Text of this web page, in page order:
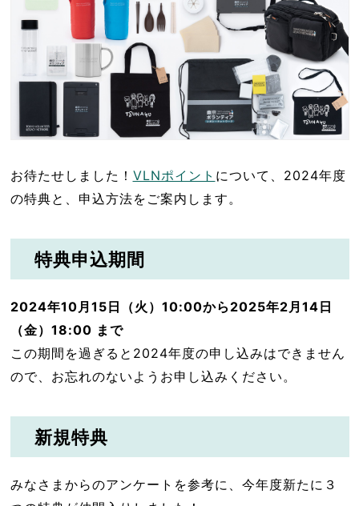
お待たせしました！ VLNポイント について、2024年度
の特典と、申込方法をご案内します。
特典申込期間
2024年10月15日（火）10:00から2025年2月14日
（金）18:00 まで
この期間を過ぎると2024年度の申し込みはできません
ので、お忘れのないようお申し込みください。
新規特典
みなさまからのアンケートを参考に、今年度新たに３